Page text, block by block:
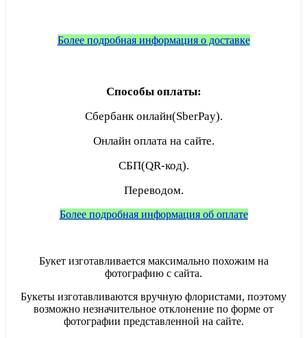
Более подробная информация о доставке
Способы оплаты:
Сбербанк онлайн(SberPay).
Онлайн оплата на сайте.
СБП(QR-код).
Переводом.
Более подробная информация об оплате
Букет изготавливается максимально похожим на
фотографию с сайта.
Букеты изготавливаются вручную флористами, поэтому
возможно незначительное отклонение по форме от
фотографии представленной на сайте.